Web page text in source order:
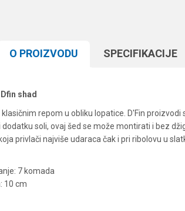
O PROIZVODU SPECIFIKACIJЕ
shad
klasičnim repom u obliku lopatice. D'Fin
dodatku soli, ovaj šed se može montirati i bez
privlači najviše udaraca čak i pri ribolovu u
7 komada
10 cm